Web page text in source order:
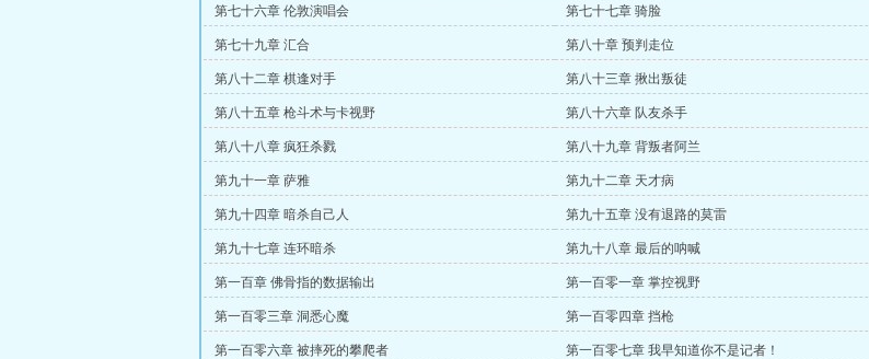
第七十六章 伦敦演唱会 第七十七章 骑脸
第七十九章 汇合 第八十章 预判走位
第八十二章 棋逢对手 第八十三章 揪出叛徒
第八十五章 枪斗术与卡视野 第八十六章 队友杀手
第八十八章 疯狂杀戮 第八十九章 背叛者阿兰
第九十一章 萨雅 第九十二章 天才病
第九十四章 暗杀自己人 第九十五章 没有退路的莫雷
第九十七章 连环暗杀 第九十八章 最后的呐喊
第一百章 佛骨指的数据输出 第一百零一章 掌控视野
第一百零三章 洞悉心魔 第一百零四章 挡枪
第一百零六章 被摔死的攀爬者 第一百零七章 我早知道你不是记者！